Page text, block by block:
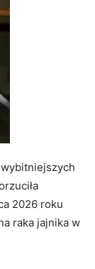
2026 roku
raka jajnika w